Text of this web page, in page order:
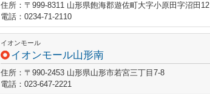
住所：〒999-8311 山形県飽海郡遊佐町大字小原田字沼田12
電話：0234-71-2110
イオンモール
イオンモール山形南
住所：〒990-2453 山形県山形市若宮三丁目7-8
電話：023-647-2221